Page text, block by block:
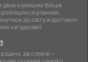
двоє колишніх бійців
розійшлися різними
до світу жорстоких
загадкової
де спокій —